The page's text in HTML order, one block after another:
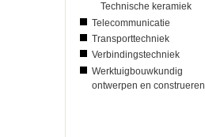
Technische keramiek
Telecommunicatie
Transporttechniek
Verbindingstechniek
Werktuigbouwkundig
ontwerpen en construeren